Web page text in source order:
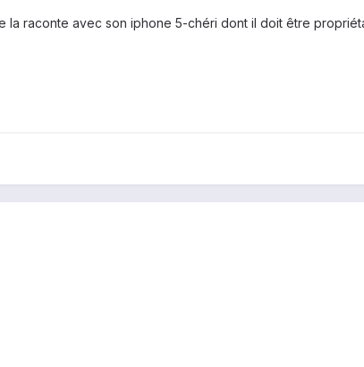
raconte avec son iphone 5-chéri dont il doit être